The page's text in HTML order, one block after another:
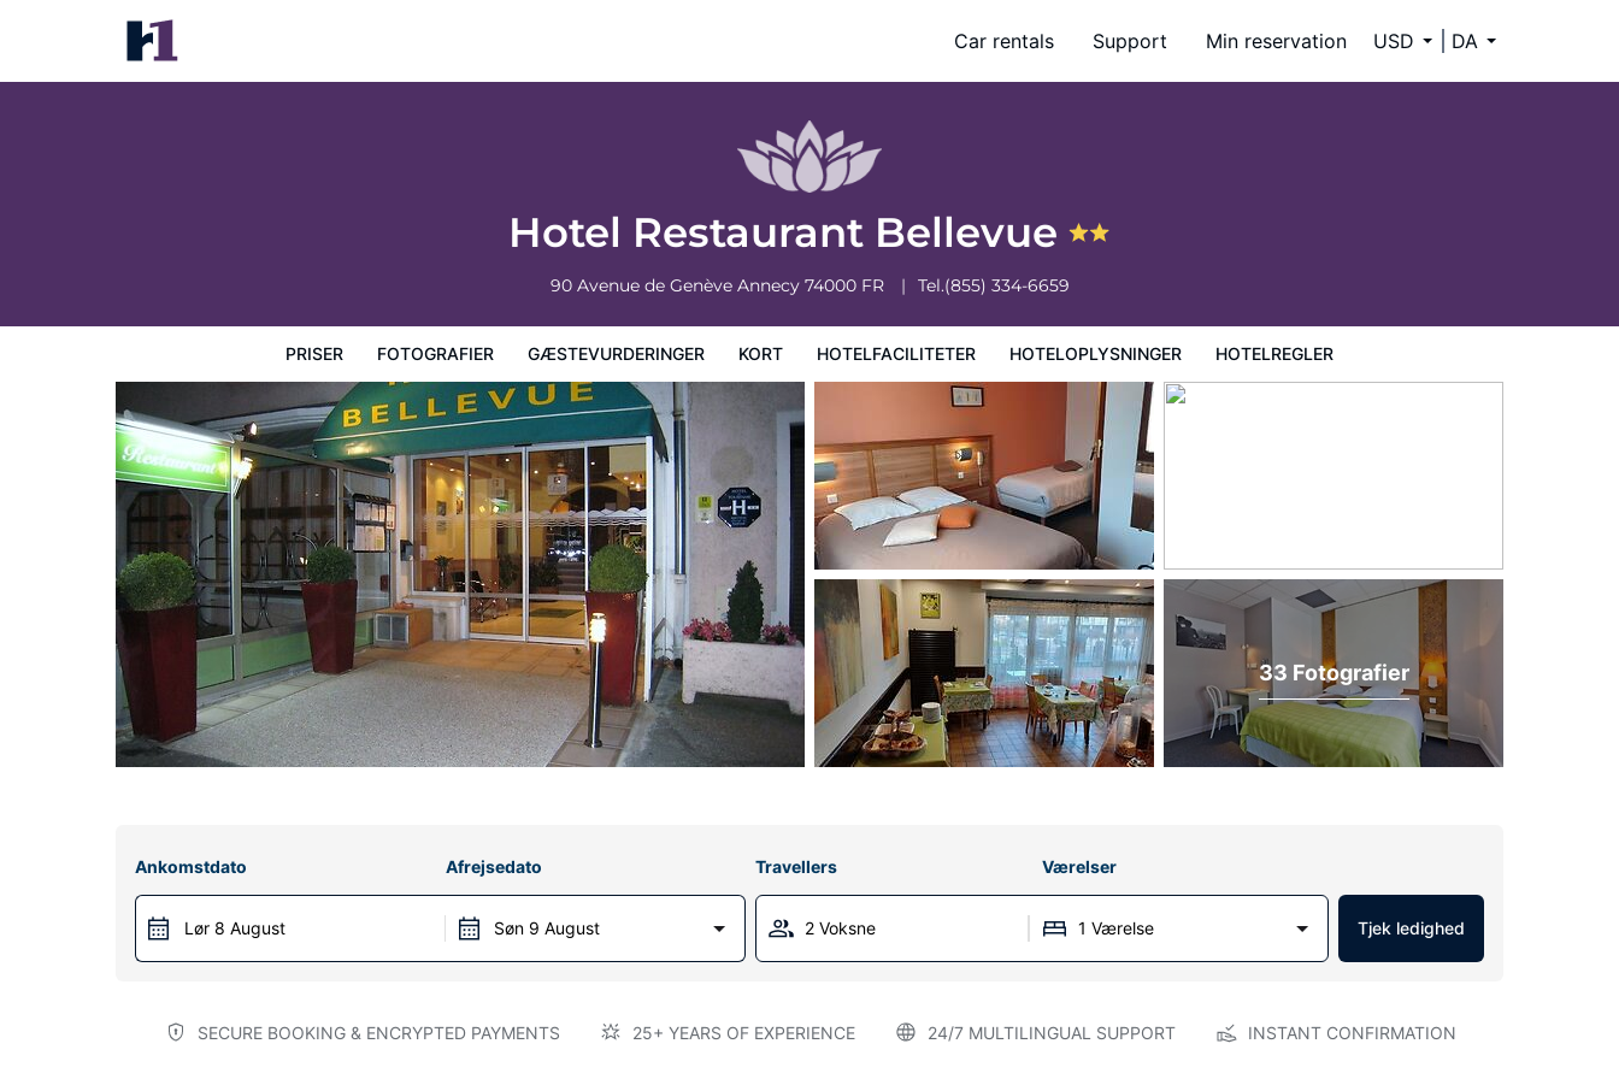
Car rentals Support Min reservation USD DA
Hotel Restaurant Bellevue
90 Avenue de Genève Annecy 74000 FR Tel.(855) 334-6659
PRISER FOTOGRAFIER GÆSTEVURDERINGER KORT HOTELFACILITETER HOTELOPLYSNINGER HOTELREGLER
Hotel Restaurant Bellevue
Priser
33 Fotografier
Ankomstdato
Lør 8 August
Afrejsedato
Søn 9 August
Travellers Værelser
2 Voksne 1 Værelse Tjek ledighed
SECURE BOOKING & ENCRYPTED PAYMENTS 25+ YEARS OF EXPERIENCE 24/7 MULTILINGUAL SUPPORT INSTANT CONFIRMATION